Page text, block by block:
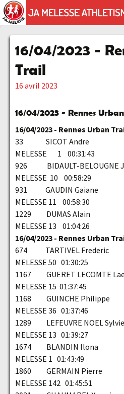
16/04/2023 -
Trail
16 avril 2023
16/04/2023 - Rennes
16/04/2023 - Rennes Urban
33 SICOT Andre
MELESSE 1 00:31:43
926 BIDAULT-BELOUGNE
MELESSE 10 00:58:29
931 GAUDIN Gaiane
MELESSE 11 00:58:30
1229 DUMAS Alain
MELESSE 13 01:04:26
16/04/2023 - Rennes Urban
674 TARTIVEL Frederic
MELESSE 50 01:30:25
1167 GUERET LECOMTE
MELESSE 15 01:37:45
1168 GUINCHE
MELESSE 36 01:37:46
1289 LEFEUVRE NOEL
MELESSE 13 01:39:27
1674 BLANDIN Ilona
MELESSE 1 01:43:49
1860 GERMAIN Pierre
MELESSE 142 01:45:51